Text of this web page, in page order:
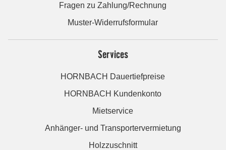
Fragen zu Zahlung/Rechnung
Muster-Widerrufsformular
Services
HORNBACH Dauertiefpreise
HORNBACH Kundenkonto
Mietservice
Anhänger- und Transportervermietung
Holzzuschnitt